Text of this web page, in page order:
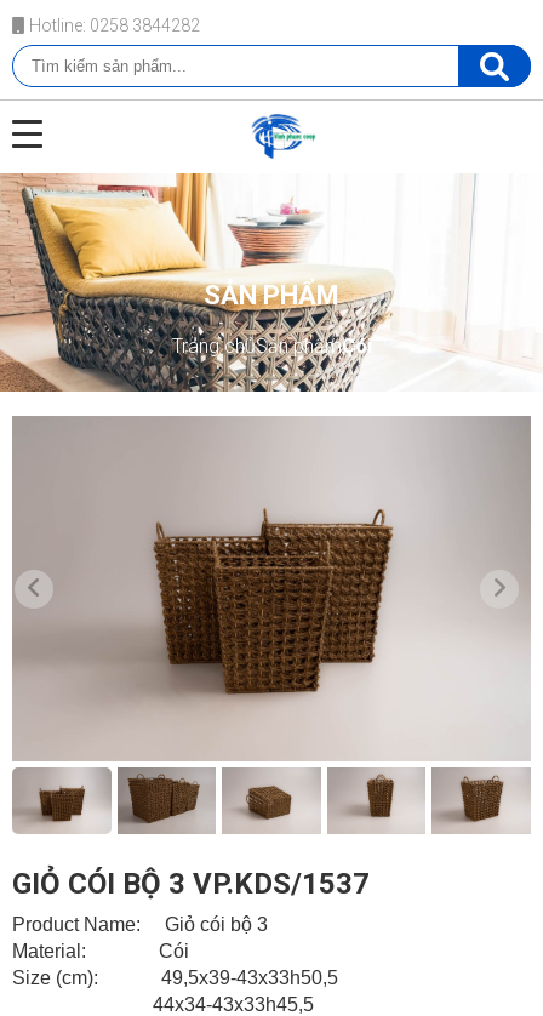
Hotline: 0258 3844282
SẢN PHẨM
Trang chủSản phẩmCói
GIỎ CÓI BỘ 3 VP.KDS/1537
Product Name: Giỏ cói bộ 3
Material: Cói
Size (cm): 49,5x39-43x33h50,5
44x34-43x33h45,5